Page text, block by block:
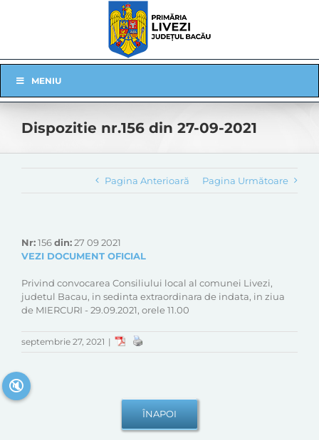
Navigation
MENIU
Dispozitie nr.156 din 27-09-2021
Pagina Anterioară Pagina Următoare
Nr:156din:27 09 2021
VEZI DOCUMENT OFICIAL
Privind convocarea Consiliului local al comunei Livezi,
judetul Bacau, in sedinta extraordinara de indata, in ziua
de MIERCURI - 29.09.2021, orele 11.00
septembrie 27, 2021 |
🔇